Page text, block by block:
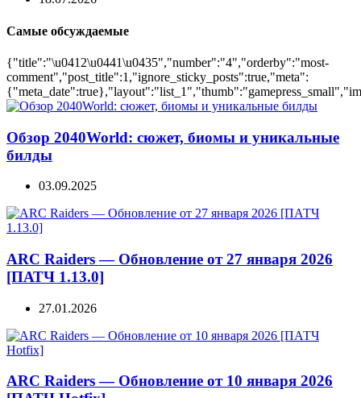
Самые обсуждаемые
{"title":"\u0412\u0441\u0435","number":"4","orderby":"most-
comment","post_title":1,"ignore_sticky_posts":true,"meta":
Обзор 2040World: сюжет, биомы и уникальные
билды
03.09.2025
ARC Raiders — Обновление от 27 января 2026
[ПАТЧ 1.13.0]
27.01.2026
ARC Raiders — Обновление от 10 января 2026